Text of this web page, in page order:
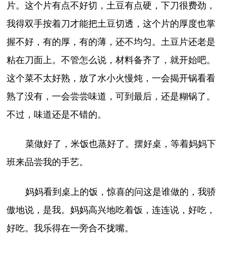
片。这个片有点不好切，土豆有点硬，下刀很费劲，
我得双手按着刀才能把土豆切透，这个片的厚度也掌
握不好，有的厚，有的薄，还不均匀。土豆片还老是
粘在刀面上。不管怎么说，材料备齐了，就开始吧。
这个菜不太好熟，放了水小火慢炖，一会揭开锅看看
熟了没有，一会尝尝味道，可到最后，还是糊锅了。
不过，味道还是不错的。
菜做好了，米饭也蒸好了。摆好桌，等着妈妈下
班来品尝我的手艺。
妈妈看到桌上的饭，惊喜的问这是谁做的，我骄
傲地说，是我。妈妈高兴地吃着饭，连连说，好吃，
好吃。我乐得在一旁合不拢嘴。